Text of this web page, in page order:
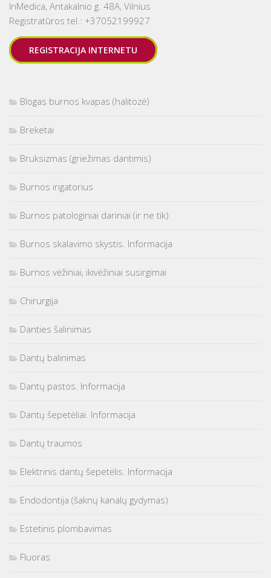
InMedica, Antakalnio g. 48A, Vilnius
Registratūros tel.: +37052199927
REGISTRACIJA INTERNETU
Blogas burnos kvapas (halitozė)
Breketai
Bruksizmas (griežimas dantimis)
Burnos irigatorius
Burnos patologiniai dariniai (ir ne tik)
Burnos skalavimo skystis. Informacija
Burnos vėžiniai, ikivėžiniai susirgimai
Chirurgija
Danties šalinimas
Dantų balinimas
Dantų pastos. Informacija
Dantų šepetėliai. Informacija
Dantų traumos
Elektrinis dantų šepetėlis. Informacija
Endodontija (šaknų kanalų gydymas)
Estetinis plombavimas
Fluoras